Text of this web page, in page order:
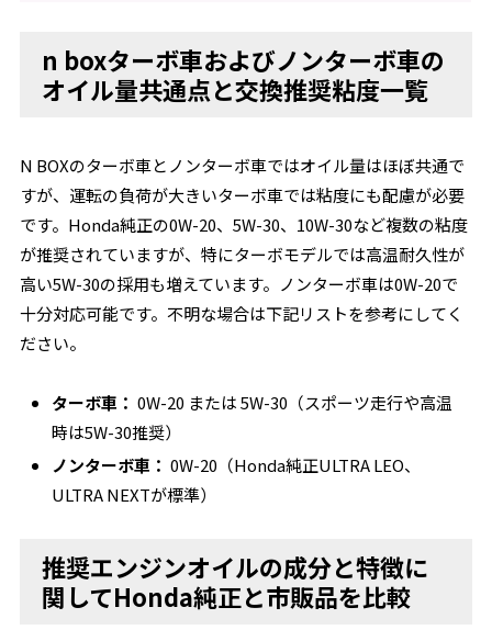
n boxターボ車およびノンターボ車の
オイル量共通点と交換推奨粘度一覧
N BOXのターボ車とノンターボ車ではオイル量はほぼ共通で
すが、運転の負荷が大きいターボ車では粘度にも配慮が必要
です。Honda純正の0W-20、5W-30、10W-30など複数の粘度
が推奨されていますが、特にターボモデルでは高温耐久性が
高い5W-30の採用も増えています。ノンターボ車は0W-20で
十分対応可能です。不明な場合は下記リストを参考にしてく
ださい。
ターボ車： 0W-20 または 5W-30（スポーツ走行や高温
時は5W-30推奨）
ノンターボ車： 0W-20（Honda純正ULTRA LEO、
ULTRA NEXTが標準）
推奨エンジンオイルの成分と特徴に
関してHonda純正と市販品を比較